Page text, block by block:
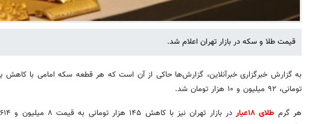
قیمت طلا و سکه در بازار تهران اعلام شد.
تومانی، ۹۲ میلیون و ۱۰ هزار تومان شد.
هر گرم طلای ۱۸عیار